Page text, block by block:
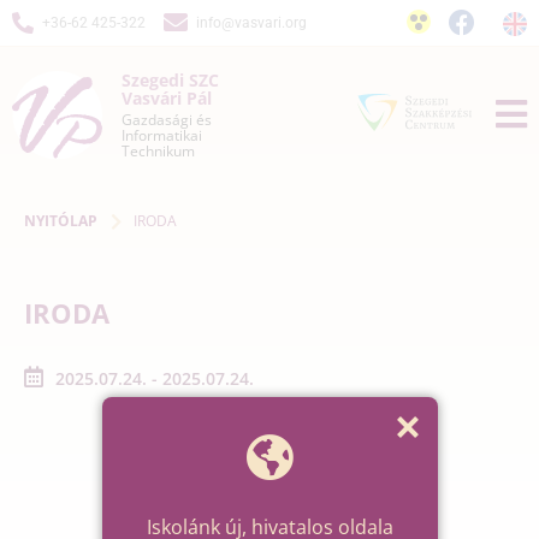
+36-62 425-322 info@vasvari.org
Szegedi SZC
Vasvári Pál
Gazdasági és
Informatikai
Technikum
NYITÓLAP IRODA
IRODA
2025.07.24. - 2025.07.24.
Iskolánk új, hivatalos oldala